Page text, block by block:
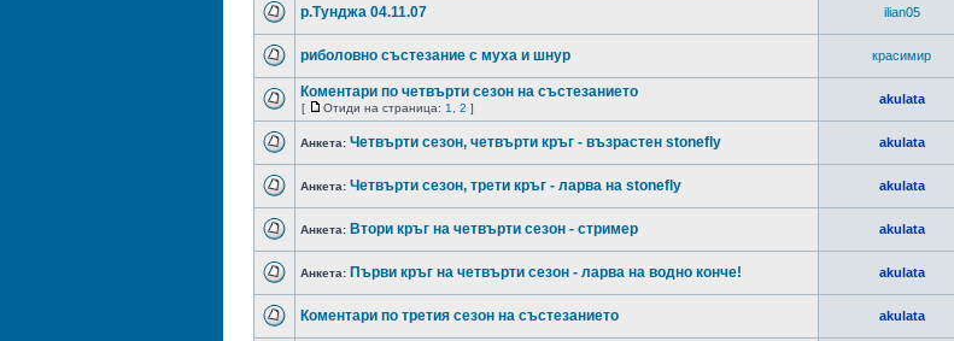
р.Тунджа 04.11.07 ilian05
риболовно състезание с муха и шнур красимир
Коментари по четвърти сезон на състезанието
[ Отиди на страница: 1 2 ]
akulata
Анкета: Четвърти сезон, четвърти кръг - възрастен stonefly akulata
Анкета: Четвърти сезон, трети кръг - ларва на stonefly akulata
Анкета: Втори кръг на четвърти сезон - стример akulata
Анкета: Първи кръг на четвърти сезон - ларва на водно конче! akulata
Коментари по третия сезон на състезанието akulata